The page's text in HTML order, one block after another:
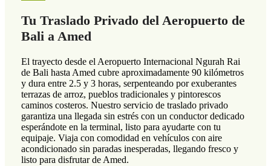
Tu Traslado Privado del Aeropuerto de
Bali a Amed
El trayecto desde el Aeropuerto Internacional Ngurah Rai
de Bali hasta Amed cubre aproximadamente 90 kilómetros
y dura entre 2.5 y 3 horas, serpenteando por exuberantes
terrazas de arroz, pueblos tradicionales y pintorescos
caminos costeros. Nuestro servicio de traslado privado
garantiza una llegada sin estrés con un conductor dedicado
esperándote en la terminal, listo para ayudarte con tu
equipaje. Viaja con comodidad en vehículos con aire
acondicionado sin paradas inesperadas, llegando fresco y
listo para disfrutar de Amed.